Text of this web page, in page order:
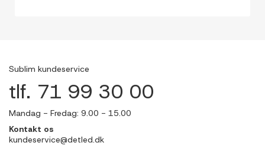
Sublim kundeservice
tlf. 71 99 30 00
Mandag - Fredag: 9.00 - 15.00
Kontakt os
kundeservice@detled.dk